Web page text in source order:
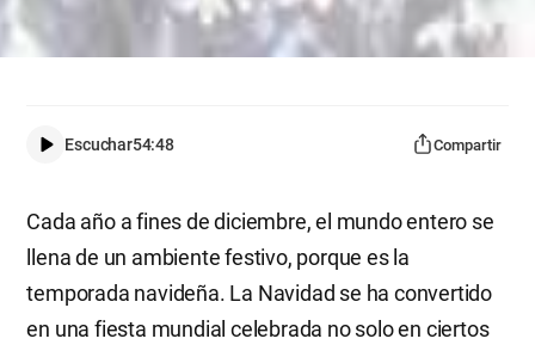
Escuchar54:48 Compartir
Cada año a fines de diciembre, el mundo entero se
llena de un ambiente festivo, porque es la
temporada navideña. La Navidad se ha convertido
en una fiesta mundial celebrada no solo en ciertos